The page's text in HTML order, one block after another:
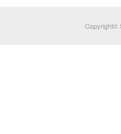
Copyright©